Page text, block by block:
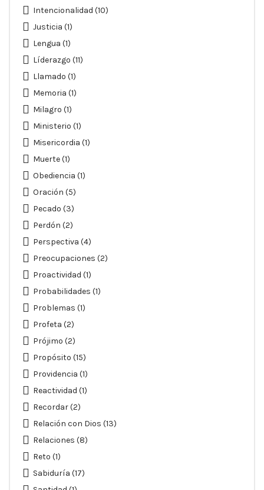
Intencionalidad (10)
Justicia (1)
Lengua (1)
Líderazgo (11)
Llamado (1)
Memoria (1)
Milagro (1)
Ministerio (1)
Misericordia (1)
Muerte(1)
Obediencia (1)
Oración (5)
Pecado (3)
Perdón (2)
Perspectiva (4)
Preocupaciones (2)
Proactividad (1)
Probabilidades (1)
Problemas (1)
Profeta (2)
Prójimo (2)
Propósito (15)
Providencia (1)
Reactividad (1)
Recordar(2)
Relación con Dios (13)
Relaciones (8)
Reto (1)
Sabiduría (17)